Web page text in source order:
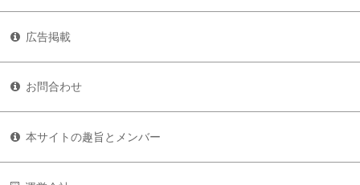
広告掲載
お問合わせ
本サイトの趣旨とメンバー